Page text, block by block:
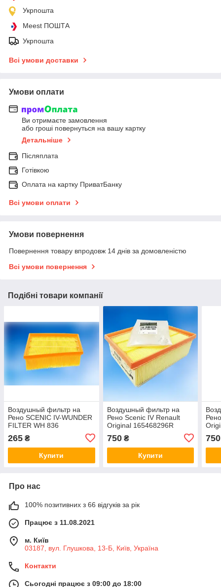
Укрпошта
Meest ПОШТА
Укрпошта
Всі умови доставки
Умови оплати
Ви отримаєте замовлення
або гроші повернуться на вашу картку
Детальніше
Післяплата
Готівкою
Оплата на картку ПриватБанку
Всі умови оплати
Умови повернення
Повернення товару впродовж 14 днів за домовленістю
Всі умови повернення
Подібні товари компанії
Воздушный фильтр на
Рено SCENIC IV-WUNDER
FILTER WH 836
265 ₴
Купити
Воздушный фильтр на
Рено Scenic IV Renault
Original 165468296R
750₴
Купити
750
Про нас
100% позитивних з 66 відгуків за рік
Працює з 11.08.2021
м. Київ
03187, вул. Глушкова, 13-Б, Київ, Україна
Контакти
Сьогодні працює з 09:00 до 18:00